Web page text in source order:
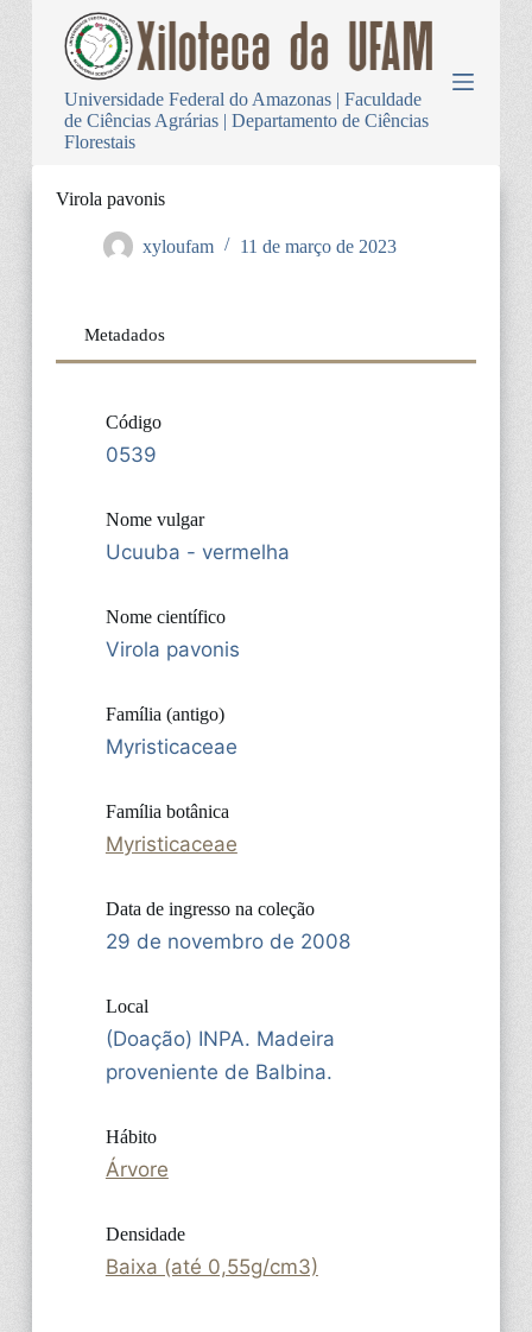
Universidade Federal do Amazonas | Faculdade
de Ciências Agrárias | Departamento de Ciências
Florestais
Virola pavonis
xyloufam 11 de março de 2023
Metadados
Código
0539
Nome vulgar
Ucuuba - vermelha
Nome científico
Virola pavonis
Família (antigo)
Myristicaceae
Família botânica
Myristicaceae
Data de ingresso na coleção
29 de novembro de 2008
Local
(Doação) INPA. Madeira
proveniente de Balbina.
Hábito
Árvore
Densidade
Baixa (até 0,55g/cm3)